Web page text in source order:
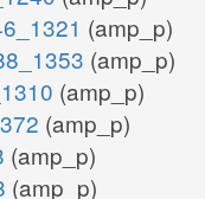
(amp_p)
(amp_p)
(amp_p)
(amp_p)
(amp_p)
(amp_p)